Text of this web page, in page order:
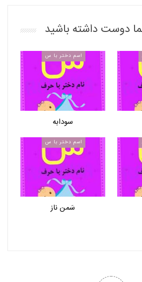
دوست داشته باشید
اسم دختر با س
سودابه
اسم دختر با س
سَمن ناز